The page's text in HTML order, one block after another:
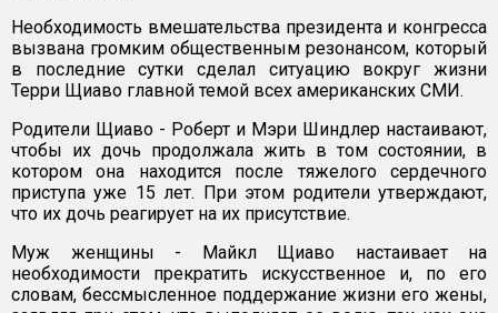
Необходимость вмешательства президента и конгресса
вызвана громким общественным резонансом, который
в последние сутки сделал ситуацию вокруг жизни
Терри Щиаво главной темой всех американских СМИ.
Родители Щиаво - Роберт и Мэри Шиндлер настаивают,
чтобы их дочь продолжала жить в том состоянии, в
котором она находится после тяжелого сердечного
приступа уже 15 лет. При этом родители утверждают,
что их дочь реагирует на их присутствие.
Муж женщины - Майкл Щиаво настаивает на
необходимости прекратить искусственное и, по его
словам, бессмысленное поддержание жизни его жены,